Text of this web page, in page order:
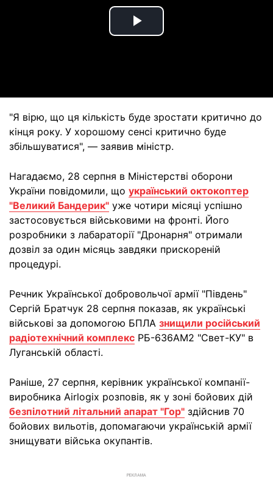
Play
"Я вірю, що ця кількість буде зростати критично до
кінця року. У хорошому сенсі критично буде
збільшуватися", — заявив міністр.
Нагадаємо, 28 серпня в Міністерстві оборони
України повідомили, що український октокоптер
"Великий Бандерик" уже чотири місяці успішно
застосовується військовими на фронті. Його
розробники з лабараторії "Дронарня" отримали
дозвіл за один місяць завдяки прискореній
процедурі.
Речник Української добровольчої армії "Південь"
Сергій Братчук 28 серпня показав, як українські
військові за допомогою БПЛА знищили російський
радіотехнічний комплекс РБ-636АМ2 "Свет-КУ" в
Луганській області.
Раніше, 27 серпня, керівник української компанії-
виробника Airlogix розповів, як у зоні бойових дій
безпілотний літальний апарат "Гор" здійснив 70
бойових вильотів, допомагаючи українській армії
знищувати війська окупантів.
РЕКЛАМА